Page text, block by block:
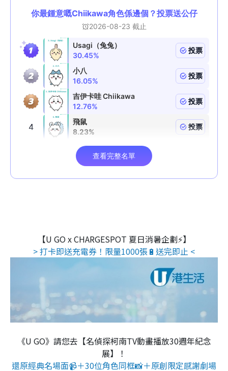
【U GO x CHARGESPOT 夏日消暑企劃⚡】
> 打卡即送充電券！限量1000張🔋送完即止 <
《U GO》請您去【名偵探柯南TV動畫播放30週年紀念
展】！
還原經典名場面📹＋30位角色同框📸＋原創限定感謝劇場